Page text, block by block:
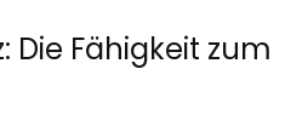
Die Fähigkeit zum